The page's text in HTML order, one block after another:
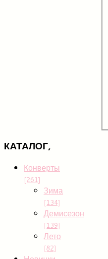
КАТАЛОГ,
Конверты
[261]
Зима
[134]
Демисезон
[139]
Лето
[82]